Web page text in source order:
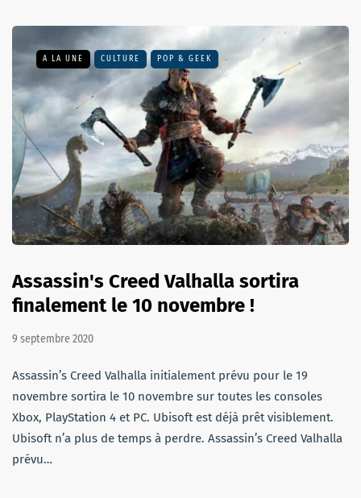
A LA UNE CULTURE POP & GEEK
Assassin's Creed Valhalla sortira
finalement le 10 novembre !
9 septembre 2020
Assassin’s Creed Valhalla initialement prévu pour le 19
novembre sortira le 10 novembre sur toutes les consoles
Xbox, PlayStation 4 et PC. Ubisoft est déjà prêt visiblement.
Ubisoft n’a plus de temps à perdre. Assassin’s Creed Valhalla
prévu…